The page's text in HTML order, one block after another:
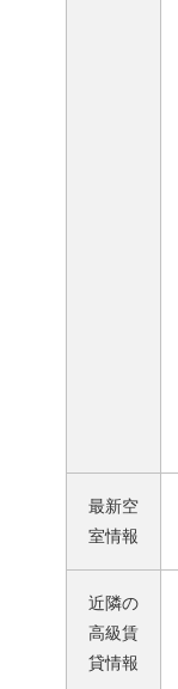
最新空
室情報
近隣の
高級賃
貸情報